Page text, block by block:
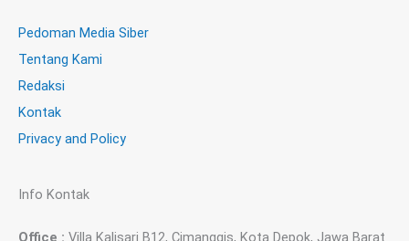
Pedoman Media Siber
Tentang Kami
Redaksi
Kontak
Privacy and Policy
Info Kontak